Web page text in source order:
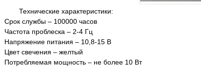
Технические характеристики:
Срок службы – 100000 часов
Частота проблеска – 2-4 Гц
Напряжение питания – 10,8-15 В
Цвет свечения – желтый
Потребляемая мощность – не более 10 Вт